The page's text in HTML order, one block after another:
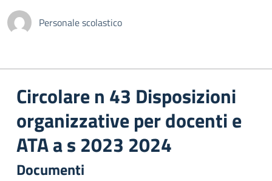
Personale scolastico
Circolare n 43 Disposizioni
organizzative per docenti e
ATA a s 2023 2024
Documenti